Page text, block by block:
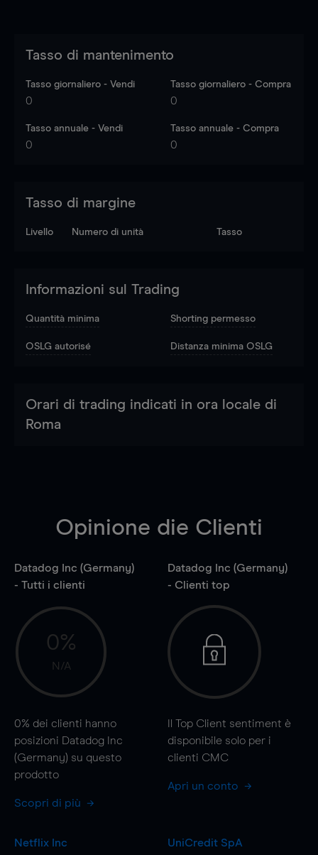
Tasso di mantenimento
Tasso giornaliero - Vendi
0
Tasso giornaliero - Compra
0
Tasso annuale - Vendi
0
Tasso annuale - Compra
0
Tasso di margine
Livello Numero di unità Tasso
Informazioni sul Trading
Quantità minima Shorting permesso
OSLG autorisé Distanza minima OSLG
Orari di trading indicati in ora locale di
Roma
Opinione die Clienti
Datadog Inc (Germany)
- Tutti i clienti
0%
N/A
0% dei clienti hanno
posizioni Datadog Inc
(Germany) su questo
prodotto
Scopri di più
Datadog Inc (Germany)
- Clienti top
Il Top Client sentiment è
disponibile solo per i
clienti CMC
Apri un conto
Netflix Inc
UniCredit SpA